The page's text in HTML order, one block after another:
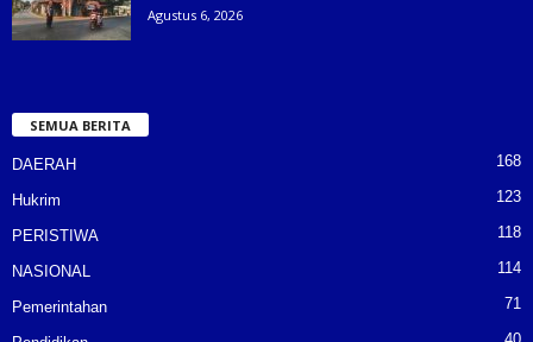
Agustus 6, 2026
SEMUA BERITA
DAERAH 168
Hukrim 123
PERISTIWA 118
NASIONAL 114
Pemerintahan 71